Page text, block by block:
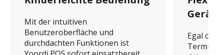
Mit der intuitiven
Benutzeroberfläche und
durchdachten Funktionen ist
Egal